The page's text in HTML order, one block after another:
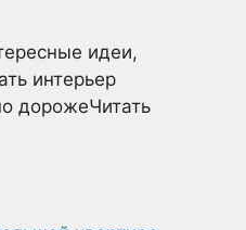
идеи,
интерьер
дорожеЧитать